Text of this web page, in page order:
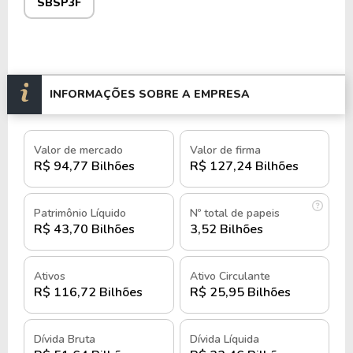
mercado fracionário sob o código
Sabesp
A Sabesp foi criada em 1973 com a missão de
implementar as diretrizes do Governo Brasileiro
estabelecidas pelo Plano Nacional de Saneamento
– PLANASA.
Durante a década de 1980, a empresa realizou
investimentos significativos na coleta e tratamento
de esgotos, buscando expandir e modernizar suas
operações.
Em 1992, a Sabesp firmou convênios importantes
para a despoluição do Rio Tietê e a recuperação da
Represa de Guarapiranga, projetos que se tornaram
INFORMAÇÕES SOBRE A EMPRESA
Valor de mercado
R$ 94,77 Bilhões
Valor de firma
R$ 127,24 Bilhões
Patrimônio Líquido
R$ 43,70 Bilhões
Nº total de papeis
3,52 Bilhões
Ativos
R$ 116,72 Bilhões
Ativo Circulante
R$ 25,95 Bilhões
Dívida Bruta Dívida Líquida